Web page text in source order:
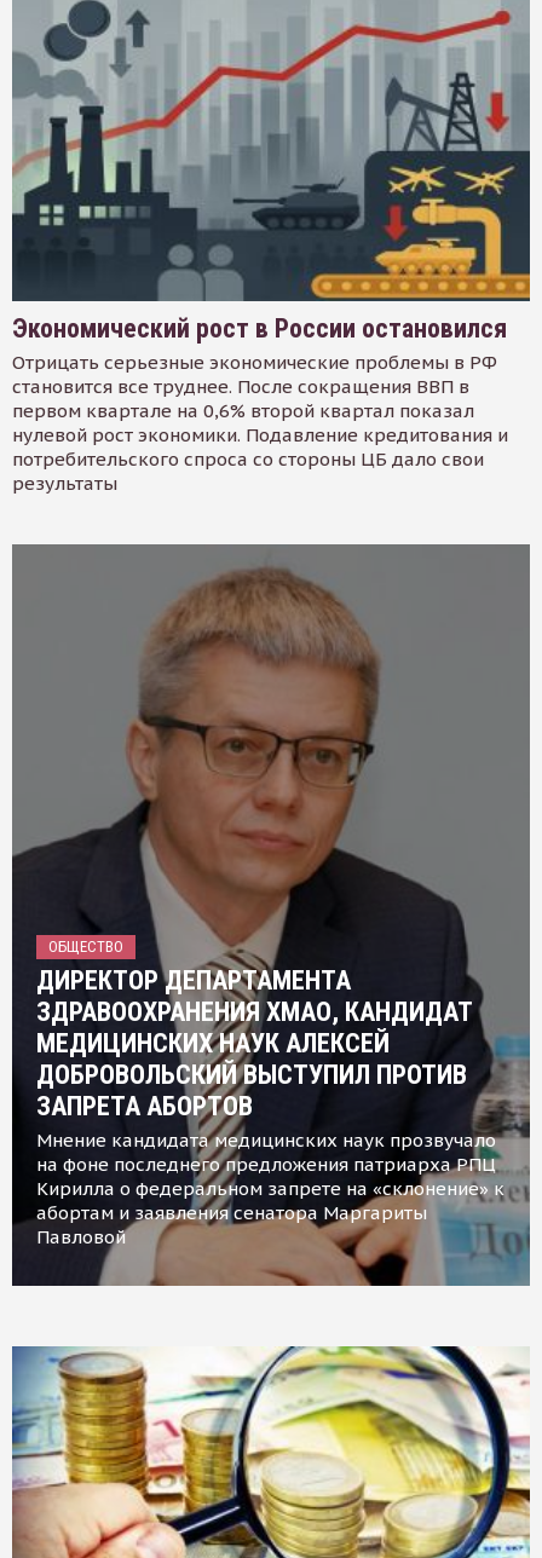
Экономический рост в России остановился
Отрицать серьезные экономические проблемы в РФ
становится все труднее. После сокращения ВВП в
первом квартале на 0,6% второй квартал показал
нулевой рост экономики. Подавление кредитования и
потребительского спроса со стороны ЦБ дало свои
результаты
ОБЩЕСТВО
ДИРЕКТОР ДЕПАРТАМЕНТА
ЗДРАВООХРАНЕНИЯ ХМАО, КАНДИДАТ
МЕДИЦИНСКИХ НАУК АЛЕКСЕЙ
ДОБРОВОЛЬСКИЙ ВЫСТУПИЛ ПРОТИВ
ЗАПРЕТА АБОРТОВ
Мнение кандидата медицинских наук прозвучало
на фоне последнего предложения патриарха РПЦ
Кирилла о федеральном запрете на «склонение» к
абортам и заявления сенатора Маргариты
Павловой